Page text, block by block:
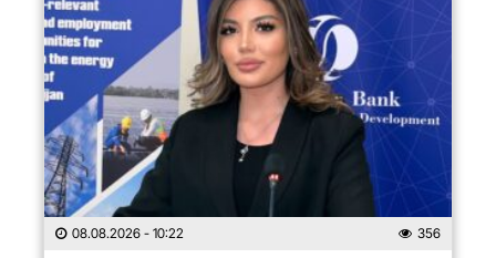
08.08.2026 - 10:22 356